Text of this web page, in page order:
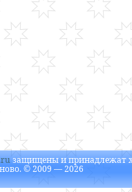
защищены и принадлежат
. © 2009 — 2026